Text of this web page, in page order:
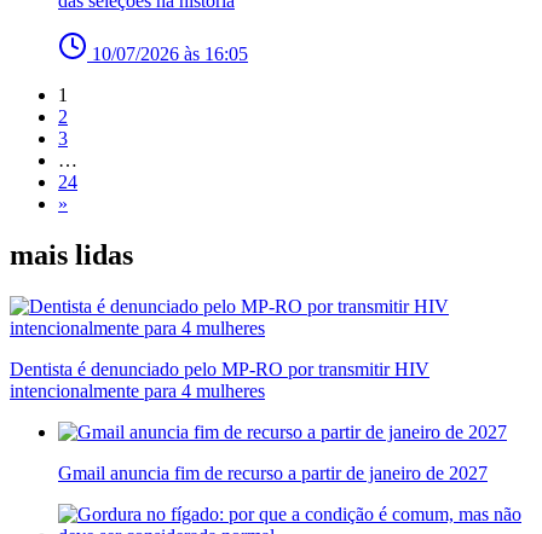
10/07/2026 às 16:05
1
2
3
…
24
»
mais lidas
Dentista é denunciado pelo MP-RO por transmitir HIV
intencionalmente para 4 mulheres
Gmail anuncia fim de recurso a partir de janeiro de 2027